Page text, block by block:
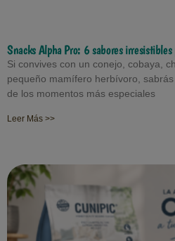
Snacks Alpha Pro: 6 sabores
Si convives con un conejo, cobaya,
pequeño mamífero herbívoro,
de los momentos más especiales
Leer Más >>